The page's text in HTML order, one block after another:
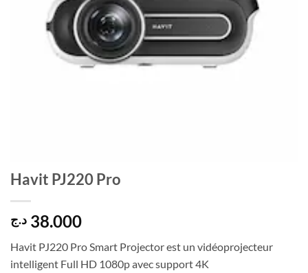
Havit PJ220 Pro
38.000 د.ج
Havit PJ220 Pro Smart Projector est un vidéoprojecteur
intelligent Full HD 1080p avec support 4K